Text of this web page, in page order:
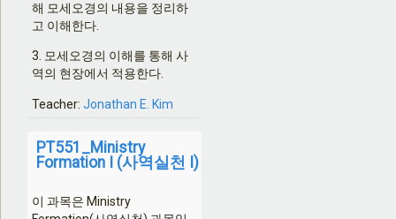
해 모세오경의 내용을 정리하
고 이해한다.
3. 모세오경의 이해를 통해 사
역의 현장에서 적용한다.
Teacher: Jonathan E. Kim
PT551_Ministry
Formation I (사역실천 I)
이 과목은 Ministry